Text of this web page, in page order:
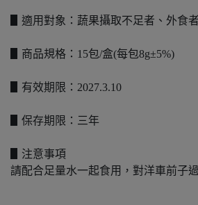
▋適用對象：蔬果攝取不足者、外食
▋商品規格：15包/盒(每包8g±5%)
▋有效期限：2027.3.10
▋保存期限：三年
▋注意事項
請配合足量水一起食用，對洋車前子